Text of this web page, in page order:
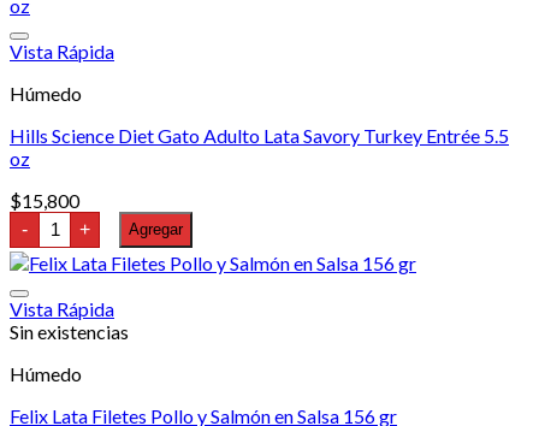
Vista Rápida
Húmedo
Hills Science Diet Gato Adulto Lata Savory Turkey Entrée 5.5
oz
$15,800
- Hills
Science
Diet
Gato
Lata
Savory
Entrée
oz
+ Agregar
Vista Rápida
Sin existencias
Húmedo
Felix Lata Filetes Pollo y Salmón en Salsa 156 gr